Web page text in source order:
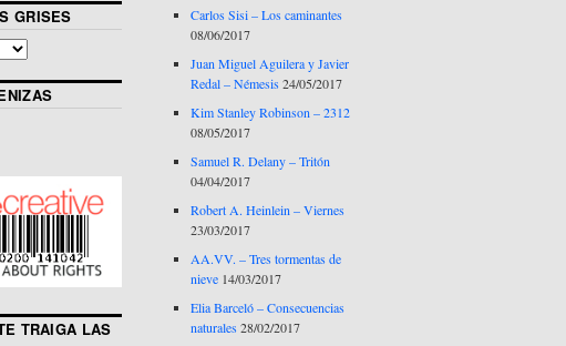
GRISES
TRAIGA LAS
Carlos Sisi – Los caminantes
08/06/2017
Juan Miguel Aguilera y Javier
Redal – Némesis24/05/2017
Kim Stanley Robinson – 2312
08/05/2017
Samuel R. Delany – Tritón
04/04/2017
Robert A. Heinlein – Viernes
23/03/2017
AA.VV. – Tres tormentas de
nieve 14/03/2017
Elia Barceló – Consecuencias
naturales28/02/2017